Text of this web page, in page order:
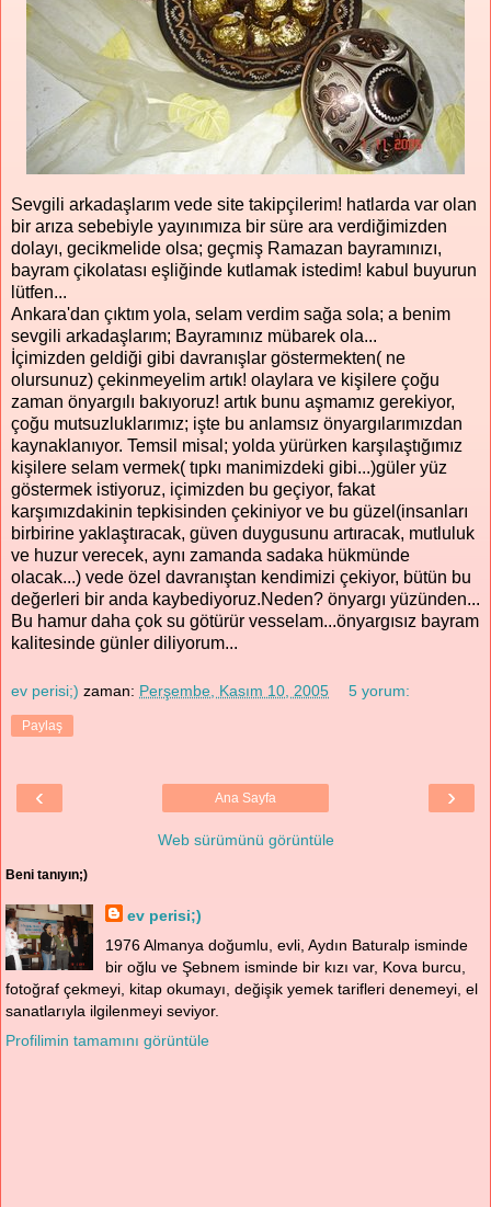
Sevgili arkadaşlarım vede site takipçilerim! hatlarda var olan
bir arıza sebebiyle yayınımıza bir süre ara verdiğimizden
dolayı, gecikmelide olsa; geçmiş Ramazan bayramınızı,
bayram çikolatası eşliğinde kutlamak istedim! kabul buyurun
lütfen...
Ankara'dan çıktım yola, selam verdim sağa sola; a benim
sevgili arkadaşlarım; Bayramınız mübarek ola...
İçimizden geldiği gibi davranışlar göstermekten( ne
olursunuz) çekinmeyelim artık! olaylara ve kişilere çoğu
zaman önyargılı bakıyoruz! artık bunu aşmamız gerekiyor,
çoğu mutsuzluklarımız; işte bu anlamsız önyargılarımızdan
kaynaklanıyor. Temsil misal; yolda yürürken karşılaştığımız
kişilere selam vermek( tıpkı manimizdeki gibi...)güler yüz
göstermek istiyoruz, içimizden bu geçiyor, fakat
karşımızdakinin tepkisinden çekiniyor ve bu güzel(insanları
birbirine yaklaştıracak, güven duygusunu artıracak, mutluluk
ve huzur verecek, aynı zamanda sadaka hükmünde
olacak...) vede özel davranıştan kendimizi çekiyor, bütün bu
değerleri bir anda kaybediyoruz.Neden? önyargı yüzünden...
Bu hamur daha çok su götürür vesselam...önyargısız bayram
kalitesinde günler diliyorum...
ev perisi;) zaman: Perşembe, Kasım 10, 2005 5 yorum:
Paylaş
‹ ›
Ana Sayfa
Web sürümünü görüntüle
Beni tanıyın;)
ev perisi;)
1976 Almanya doğumlu, evli, Aydın Baturalp isminde
bir oğlu ve Şebnem isminde bir kızı var, Kova burcu,
fotoğraf çekmeyi, kitap okumayı, değişik yemek tarifleri denemeyi, el
sanatlarıyla ilgilenmeyi seviyor.
Profilimin tamamını görüntüle